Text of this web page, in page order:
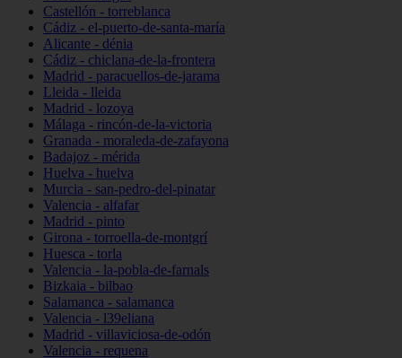
Castellón - torreblanca
Cádiz - el-puerto-de-santa-maría
Alicante - dénia
Cádiz - chiclana-de-la-frontera
Madrid - paracuellos-de-jarama
Lleida - lleida
Madrid - lozoya
Málaga - rincón-de-la-victoria
Granada - moraleda-de-zafayona
Badajoz - mérida
Huelva - huelva
Murcia - san-pedro-del-pinatar
Valencia - alfafar
Madrid - pinto
Girona - torroella-de-montgrí
Huesca - torla
Valencia - la-pobla-de-farnals
Bizkaia - bilbao
Salamanca - salamanca
Valencia - l39eliana
Madrid - villaviciosa-de-odón
Valencia - requena